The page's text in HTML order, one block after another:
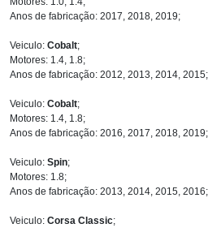
Anos de fabricação: 2017, 2018, 2019;
Veiculo: Cobalt;
Motores: 1.4, 1.8;
Anos de fabricação: 2012, 2013, 2014, 2015;
Veiculo: Cobalt;
Motores: 1.4, 1.8;
Anos de fabricação: 2016, 2017, 2018, 2019;
Veiculo: Spin;
Motores: 1.8;
Anos de fabricação: 2013, 2014, 2015, 2016;
Veiculo: Corsa Classic;